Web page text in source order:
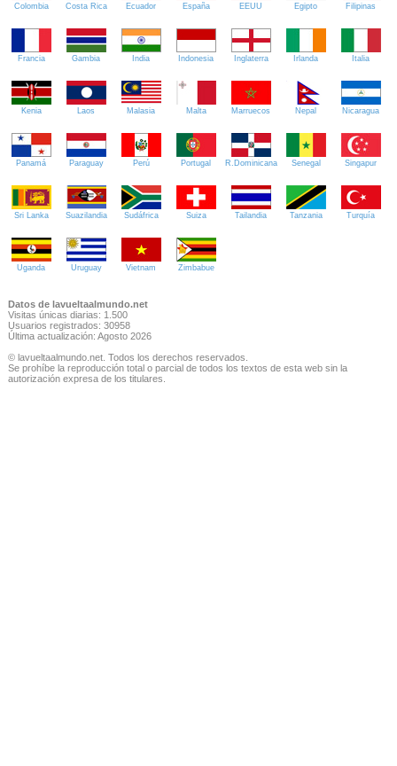
Colombia Costa Rica Ecuador España EEUU Egipto Filipinas
Francia Gambia India Indonesia Inglaterra Irlanda Italia
Kenia Laos Malasia Malta Marruecos Nepal Nicaragua
Panamá Paraguay Perú Portugal R.Dominicana Senegal Singapur
Sri Lanka Suazilandia Sudáfrica Suiza Tailandia Tanzania Turquía
Uganda Uruguay Vietnam Zimbabue
Datos de lavueltaalmundo.net
Visitas únicas diarias: 1.500
Usuarios registrados: 30958
Última actualización: Agosto 2026
© lavueltaalmundo.net. Todos los derechos reservados.
Se prohíbe la reproducción total o parcial de todos los textos de esta web sin la
autorización expresa de los titulares.